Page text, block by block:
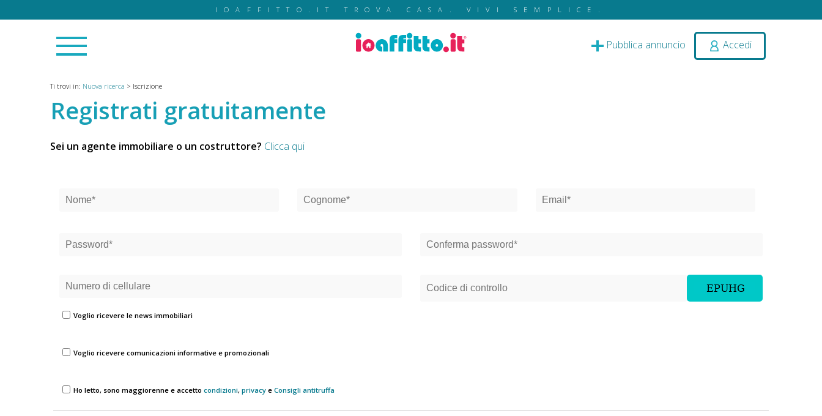
IOAFFITTO.IT TROVA CASA. VIVI SEMPLICE.
Pubblica annuncio Accedi
Ti trovi in: Nuova ricerca > Iscrizione
Registrati gratuitamente
Sei un agente immobiliare o un costruttore? Clicca qui
Voglio ricevere le news immobiliari
Voglio ricevere comunicazioni informative e promozionali
Ho letto, sono maggiorenne e accetto condizioni, privacy e Consigli antitruffa